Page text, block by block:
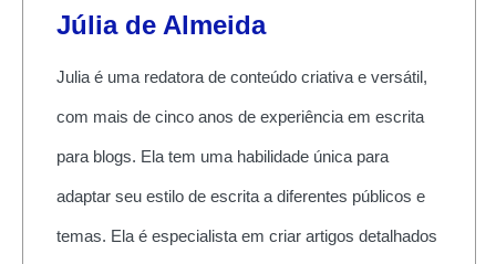
Júlia de Almeida
Julia é uma redatora de conteúdo criativa e versátil,
com mais de cinco anos de experiência em escrita
para blogs. Ela tem uma habilidade única para
adaptar seu estilo de escrita a diferentes públicos e
temas. Ela é especialista em criar artigos detalhados